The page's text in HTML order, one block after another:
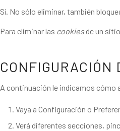
Sí. No sólo eliminar, también
Para eliminar las cookiesde un
CONFIGURACIÓN
A continuación le indicamos cómo
Vaya a Configuración o
Verá diferentes secciones,